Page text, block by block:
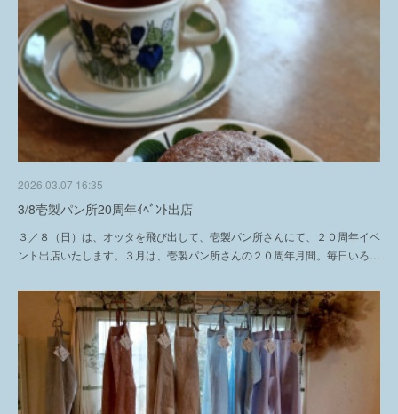
2026.03.07 16:35
3/8壱製パン所20周年ｲﾍﾞﾝﾄ出店
３／８（日）は、オッタを飛び出して、壱製パン所さんにて、２０周年イベ
ント出店いたします。３月は、壱製パン所さんの２０周年月間。毎日いろ…